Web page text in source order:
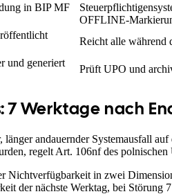
in BIP MF
OFFLINE-
Reicht alle während
und generiert
Prüft UPO und
7 Werktage nach
andauernder Systemausfall
regelt Art. 106nf des
Nichtverfügbarkeit in zwei
der nächste Werktag, bei Störung